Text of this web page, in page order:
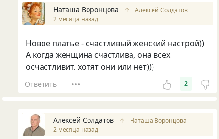
Наташа Воронцова ↑
Алексей Солдатов
2 месяца назад
Новое платье - счастливый женский настрой))
А когда женщина счастлива, она всех
осчастливит, хотят они или нет)))
Ответить 2
Алексей Солдатов ↑
Наташа Воронцова
2 месяца назад